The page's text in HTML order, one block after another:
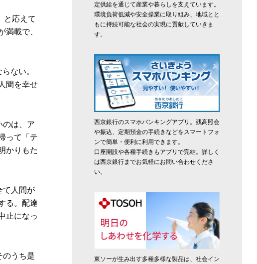
と応えて
満載で、
ない。
間を幸せ
のは、ア
って「テ
かりもた
て人間が
る。配達
止になっ
のうち是
定供給を通じて産業や暮らしを支えています。
環境負荷低減や安全操業に取り組み、地域とと
もに持続可能な社会の実現に貢献していきま
す。
西京銀行のスマホバンキングアプリ。残高照会
や振込、定期預金の手続きなどをスマートフォ
ンで簡単・便利に利用できます。
口座開設や各種手続きもアプリで完結。詳しく
は西京銀行までお気軽にお問い合わせくださ
い。
東ソーが生み出す多種多様な製品は、社会イン